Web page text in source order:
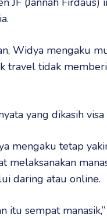
Widya mengaku
travel tidak
yang dikasih
mengaku tetap
melaksanakan
daring atau online.
itu sempat